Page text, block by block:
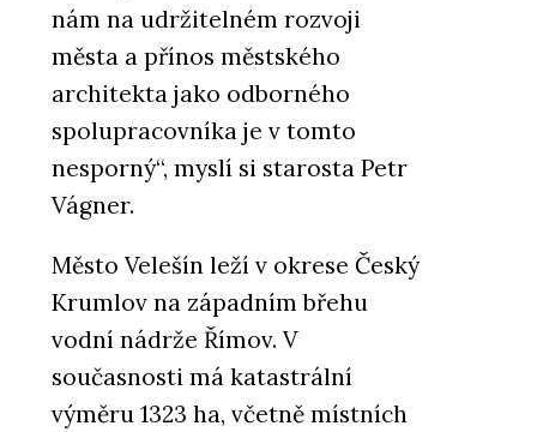
nám na udržitelném rozvoji
města a přínos městského
architekta jako odborného
spolupracovníka je v tomto
nesporný“, myslí si starosta Petr
Vágner.
Město Velešín leží v okrese Český
Krumlov na západním břehu
vodní nádrže Římov. V
současnosti má katastrální
výměru 1323 ha, včetně místních